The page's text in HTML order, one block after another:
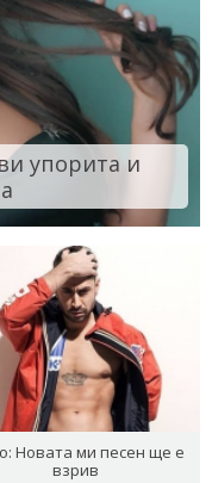
упорита и
Новата ми песен ще е
взрив